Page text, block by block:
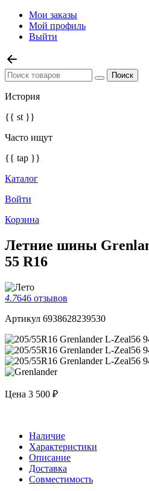
Мои заказы
Мой профиль
Выйти
История
{{ st }}
Часто ищут
{{ tap }}
Каталог
Войти
Корзина
Летние шины
55 R16
4.7646 отзывов
Артикул 6938628239530
Цена 3 500 ₽
Наличие
Характеристики
Описание
Доставка
Совместимость